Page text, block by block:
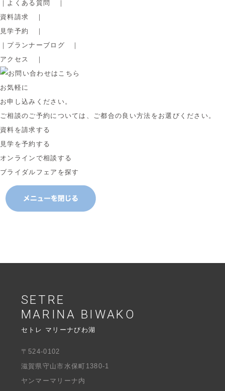
す。
●個人情報の第三者提供について
お送りいただいた個人情報は、第三者への提供はいたしませ
●個人情報の委託について
お送りいただいた個人情報の取扱いの委託を行うことがあり
する場合は、当社が規定する個人情報管理基準を満たす先を
●個人情報の提供の任意性について
個人情報のご提供についてはご本人の任意となりますが、ご
●保有個人データまたは第三者提供記録に関する開示等の請
当社で保有する個人データに関して、ご本人様又はその代理
報の開示等（利用目的の通知、開示、内容の訂正、追加又は
につきましては、下記の【個人情報の関するお問合せ窓口】
ただきます。
ト10F
受付時間：平日10:00～18:00
｜ よくある質問
｜
資料請求 ｜
見学予約
｜
｜ プランナーブログ ｜
アクセス
｜
お気軽に
お申し込みください。
ご相談のご予約については、ご都合の良い方法をお選びください。
資料を請求する
見学を予約する
オンラインで相談する
ブライダルフェアを探す
SETRE
MARINA BIWAKO
セトレ マリーナびわ湖
〒524-0102
滋賀県守山市水保町1380-1
ヤンマーマリーナ内